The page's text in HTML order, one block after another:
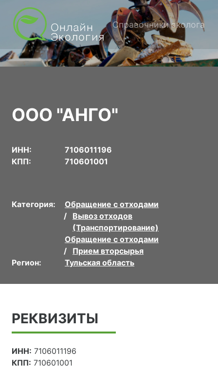
Справочники эколога
ООО "АНГО"
ИНН:
7106011196
КПП:
710601001
Категория:
Обращение с отходами
Вывоз отходов
(Транспортирование)
Обращение с отходами
Прием вторсырья
Регион:
Тульская область
РЕКВИЗИТЫ
ИНН: 7106011196
КПП: 710601001